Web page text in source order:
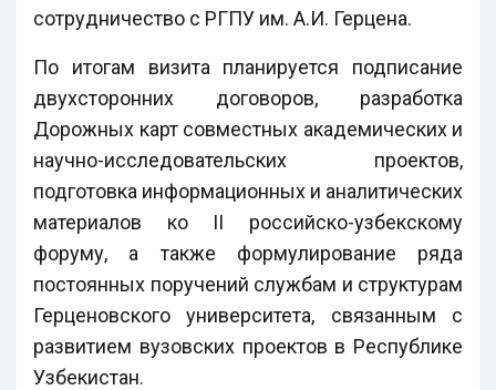
сотрудничество с РГПУ им. А.И. Герцена.
По итогам визита планируется подписание
двухсторонних договоров, разработка
Дорожных карт совместных академических и
научно-исследовательских проектов,
подготовка информационных и аналитических
материалов ко II российско-узбекскому
форуму, а также формулирование ряда
постоянных поручений службам и структурам
Герценовского университета, связанным с
развитием вузовских проектов в Республике
Узбекистан.